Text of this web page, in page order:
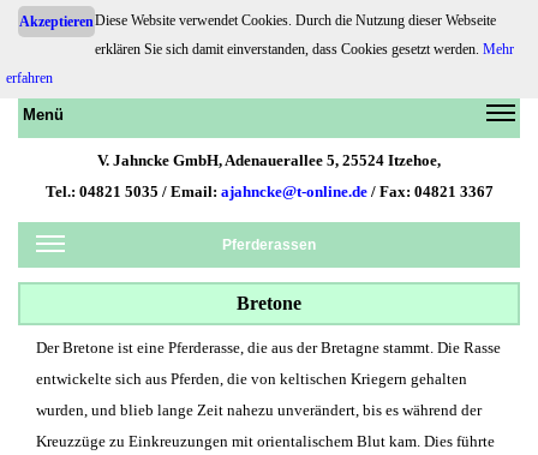
Pferdehaftpflicht.de
Menü
V. Jahncke GmbH, Adenauerallee 5, 25524 Itzehoe,
Tel.: 04821 5035 / Email: ajahncke@t-online.de/ Fax: 04821 3367
Pferderassen
Bretone
Der Bretone ist eine Pferderasse, die aus der Bretagne stammt. Die Rasse
entwickelte sich aus Pferden, die von keltischen Kriegern gehalten
wurden, und blieb lange Zeit nahezu unverändert, bis es während der
Kreuzzüge zu Einkreuzungen mit orientalischem Blut kam. Dies führte
AkzeptierenDiese Website verwendet Cookies. Durch die Nutzung dieser Webseite
erklären Sie sich damit einverstanden, dass Cookies gesetzt werden. Mehr
erfahren